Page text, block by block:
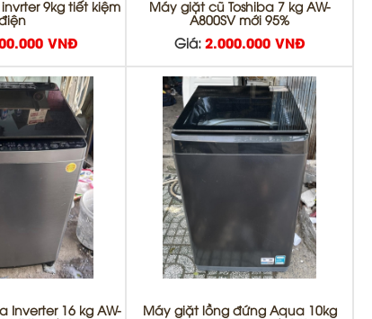
9kg tiết kiệm
VNĐ
Máy giặt cũ Toshiba 7 kg AW-
A800SV mới 95%
Giá: 2.000.000 VNĐ
Inverter 16 kg AW-
Máy giặt lồng đứng Aqua 10kg